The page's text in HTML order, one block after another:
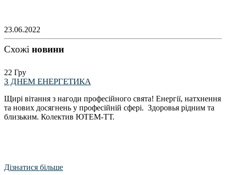
23.06.2022
Схожі новини
22 Гру
З ДНЕМ ЕНЕРГЕТИКА
Щирі вітання з нагоди професійного свята! Енергії, натхнення
та нових досягнень у професійній сфері. Здоровья рідним та
близьким. Колектив ЮТЕМ-ТТ.
Дізнатися більше